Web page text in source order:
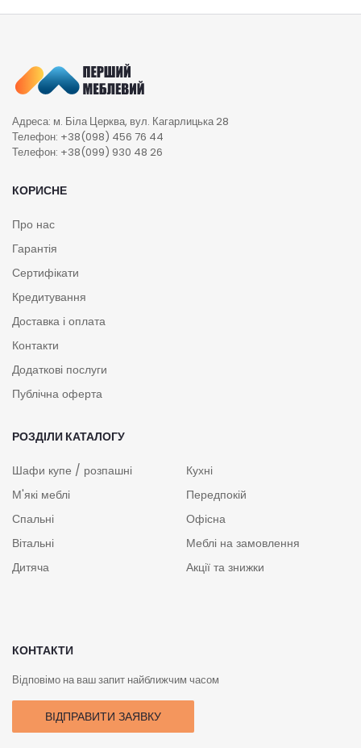
Адреса: м. Біла Церква, вул. Кагарлицька 28
Телефон: +38(098) 456 76 44
Телефон: +38(099) 930 48 26
КОРИСНЕ
Про нас
Гарантія
Сертифікати
Кредитування
Доставка і оплата
Контакти
Додаткові послуги
Публічна оферта
РОЗДІЛИ КАТАЛОГУ
Шафи купе / розпашні
М'які меблі
Спальні
Вітальні
Дитяча
Кухні
Передпокій
Офісна
Меблі на замовлення
Акції та знижки
КОНТАКТИ
Відповімо на ваш запит найближчим часом
ВІДПРАВИТИ ЗАЯВКУ